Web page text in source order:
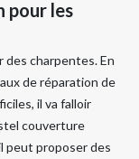
pour les
des charpentes. En
de réparation de
il va falloir
couverture
peut proposer des